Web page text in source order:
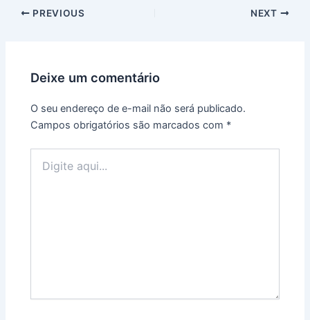
PREVIOUS NEXT
Deixe um comentário
O seu endereço de e-mail não será publicado.
Campos obrigatórios são marcados com *
aqui...